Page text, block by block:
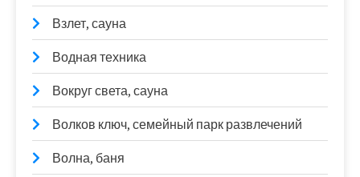
Взлет, сауна
Водная техника
Вокруг света, сауна
Волков ключ, семейный парк развлечений
Волна, баня